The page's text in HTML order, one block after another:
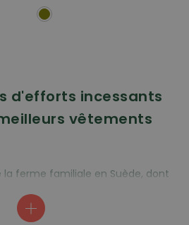
d'efforts incessants
vêtements
la ferme familiale en Suède, dont
des innovations et conçoit des
tels que des vestes et des